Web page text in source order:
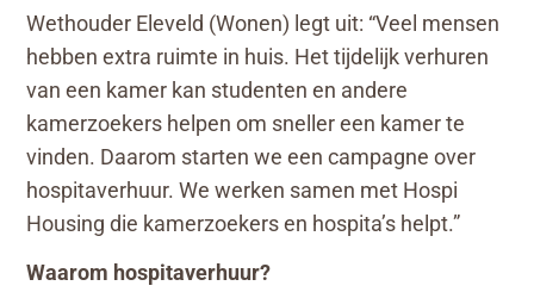
Wethouder Eleveld (Wonen) legt uit: “Veel mensen
hebben extra ruimte in huis. Het tijdelijk verhuren
van een kamer kan studenten en andere
kamerzoekers helpen om sneller een kamer te
vinden. Daarom starten we een campagne over
hospitaverhuur. We werken samen met Hospi
Housing die kamerzoekers en hospita’s helpt.”
Waarom hospitaverhuur?